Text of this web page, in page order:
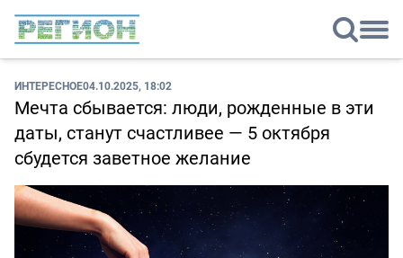
ИНТЕРЕСНОЕ04.10.2025, 18:02
Мечта сбывается: люди, рожденные в эти
даты, станут счастливее — 5 октября
сбудется заветное желание